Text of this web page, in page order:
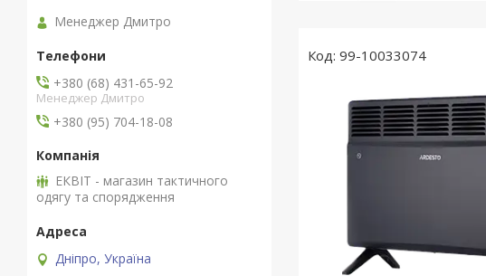
99-10033074
Менеджер Дмитро
+380 (68) 431-65-92
Менеджер Дмитро
+380 (95) 704-18-08
ЕКВІТ - магазин тактичного
одягу та спорядження
Дніпро, Україна